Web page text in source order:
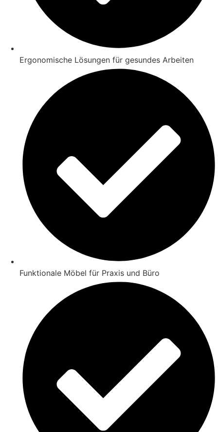
Ergonomische Lösungen für gesundes Arbeiten
Funktionale Möbel für Praxis und Büro